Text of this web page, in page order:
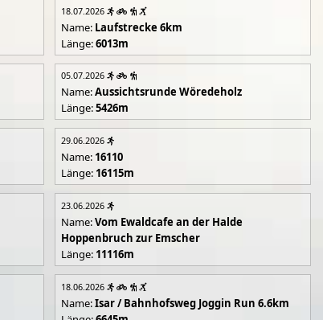
18.07.2026
Name: Laufstrecke 6km
Länge:6013m
05.07.2026
Name:Aussichtsrunde Wöredeholz
Länge:5426m
29.06.2026
Name: 16110
Länge: 16115m
23.06.2026
Name:Vom Ewaldcafe an der Halde
Hoppenbruch zur Emscher
Länge: 11116m
18.06.2026
Name:Isar / Bahnhofsweg Joggin Run 6.6km